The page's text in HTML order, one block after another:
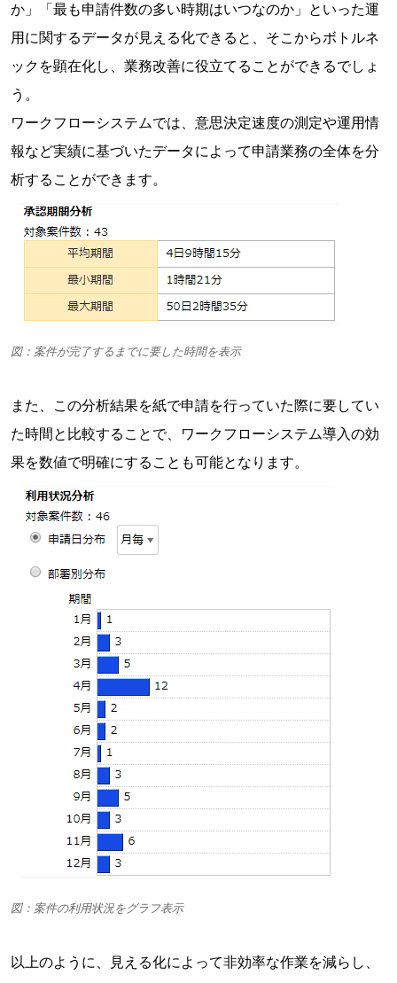
か」「最も申請件数の多い時期はいつなのか」といった運
用に関するデータが見える化できると、そこからボトルネ
ックを顕在化し、業務改善に役立てることができるでしょ
う。
ワークフローシステムでは、意思決定速度の測定や運用情
報など実績に基づいたデータによって申請業務の全体を分
析することができます。
図：案件が完了するまでに要した時間を表示
また、この分析結果を紙で申請を行っていた際に要してい
た時間と比較することで、ワークフローシステム導入の効
果を数値で明確にすることも可能となります。
図：案件の利用状況をグラフ表示
以上のように、見える化によって非効率な作業を減らし、